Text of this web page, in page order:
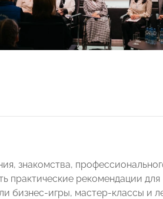
знакомства,
практические рекомендации для
бизнес-игры, мастер-классы и